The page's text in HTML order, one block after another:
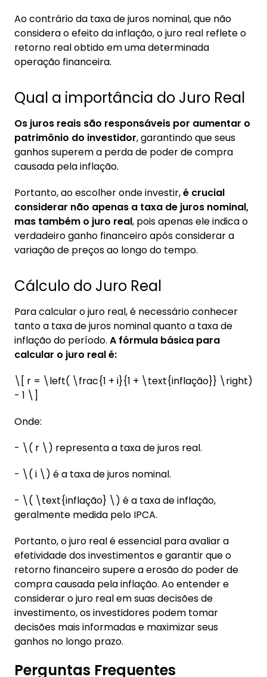
Ao contrário da taxa de juros nominal, que não
considera o efeito da inflação, o juro real reflete o
retorno real obtido em uma determinada
operação financeira.
Qual a importância do Juro Real
Os juros reais são responsáveis por aumentar o
patrimônio do investidor, garantindo que seus
ganhos superem a perda de poder de compra
causada pela inflação.
Portanto, ao escolher onde investir,é crucial
considerar não apenas a taxa de juros nominal,
mas também o juro real, pois apenas ele indica o
verdadeiro ganho financeiro após considerar a
variação de preços ao longo do tempo.
Cálculo do Juro Real
Para calcular o juro real, é necessário conhecer
tanto a taxa de juros nominal quanto a taxa de
inflação do período. A fórmula básica para
calcular o juro real é:
\[ r = \left( \frac{1 + i}{1 + \text{inflação}} \right)
- 1 \]
Onde:
- \( r \) representa a taxa de juros real.
- \( i \) é a taxa de juros nominal.
- \( \text{inflação} \) é a taxa de inflação,
geralmente medida pelo IPCA.
Portanto, o juro real é essencial para avaliar a
efetividade dos investimentos e garantir que o
retorno financeiro supere a erosão do poder de
compra causada pela inflação. Ao entender e
considerar o juro real em suas decisões de
investimento, os investidores podem tomar
decisões mais informadas e maximizar seus
ganhos no longo prazo.
Perguntas Frequentes